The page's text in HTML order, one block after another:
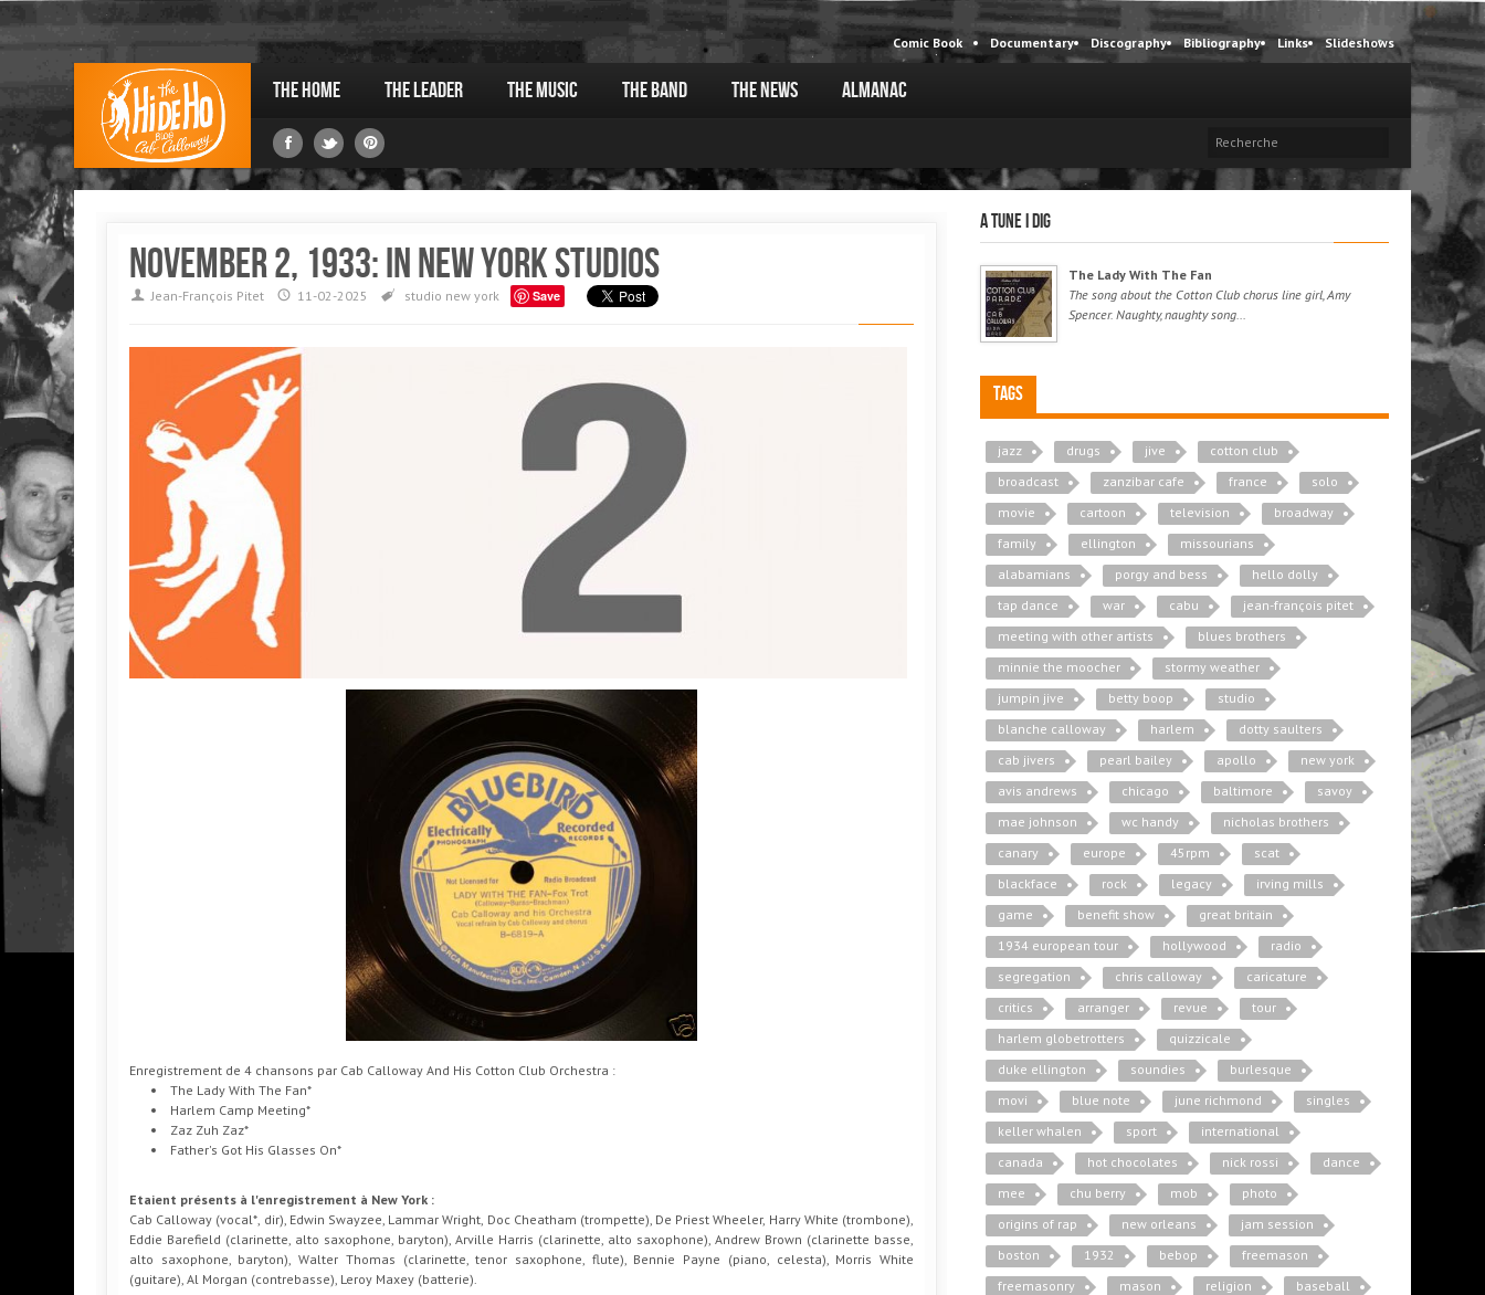
Comic Book Documentary Discography Bibliography Links Slideshows
The Home The Leader The Music The Band The News Almanac
November 2, 1933: in New York Studios
Jean-François Pitet 11-02-2025 studio new york Save
Enregistrement de 4 chansons par Cab Calloway And His Cotton Club Orchestra :
The Lady With The Fan*
Harlem Camp Meeting*
Zaz Zuh Zaz*
Father's Got His Glasses On*
Etaient présents à l'enregistrement à New York :
Cab Calloway (vocal*, dir), Edwin Swayzee, Lammar Wright, Doc Cheatham (trompette), De Priest Wheeler, Harry White (trombone),
Eddie Barefield (clarinette, alto saxophone, baryton), Arville Harris (clarinette, alto saxophone), Andrew Brown (clarinette basse,
alto saxophone, baryton), Walter Thomas (clarinette, tenor saxophone, flute), Bennie Payne (piano, celesta), Morris White
(guitare), Al Morgan (contrebasse), Leroy Maxey (batterie).
A tune I dig
The Lady With The Fan
The song about the Cotton Club chorus line girl, Amy
Spencer. Naughty, naughty song...
Tags
jazz drugs jive
cotton club
broadcast
zanzibar cafe france
solo
movie
cartoon television
broadway
family
ellington
missourians
alabamians
porgy and bess
hello dolly
tap dance
war cabu
jean-françois pitet
meeting with other artists
blues brothers
minnie the moocher
stormy weather
jumpin jive
betty boop
studio
blanche calloway
harlem
dotty saulters
cab jivers
pearl bailey apollo
new york
avis andrews
chicago baltimore
savoy
mae johnson
wc handy
nicholas brothers
canary
europe 45rpm
scat
blackface
rock legacy
irving mills
game
benefit show
great britain
1934 european tour
hollywood
radio
segregation
chris calloway
caricature
critics
arranger revue
tour
harlem globetrotters
quizzicale
duke ellington
soundies
burlesque
movi
blue note june richmond
singles
keller whalen
sport
international
canada
hot chocolates nick rossi
dance
mee
chu berry mob
photo
origins of rap
new orleans
jam session
boston
1932 bebop
freemason
freemasonry
mason religion
baseball